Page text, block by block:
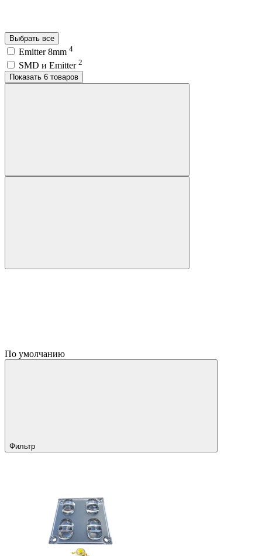
Выбрать все
Emitter 8mm 4
SMD и Emitter 2
Показать 6 товаров
По умолчанию
Фильтр